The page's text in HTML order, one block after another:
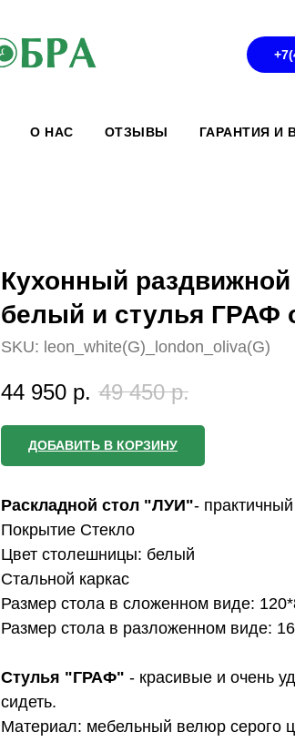
О НАС ОТЗЫВЫ ГАРАНТИЯ И
Кухонный
белый и стулья ГРАФ
SKU: leon_white(G)_london_oliva(G)
44 950 р. 49 450 р.
ДОБАВИТЬ В КОРЗИНУ
Раскладной стол "ЛУИ"-
Покрытие Стекло
Цвет столешницы: белый
Стальной каркас
Размер стола в сложенном виде:
Размер стола в разложенном виде:
Стулья "ГРАФ" - красивые и очень
сидеть.
Материал: мебельный велюр серого